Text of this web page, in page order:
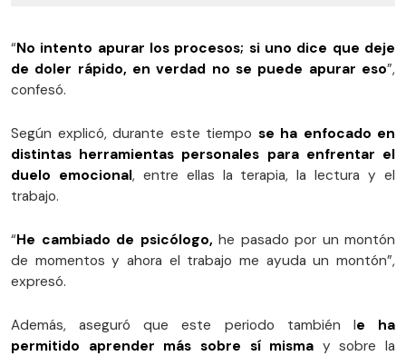
“No intento apurar los procesos; si uno dice que deje
de doler rápido, en verdad no se puede apurar eso”,
confesó.
Según explicó, durante este tiempo se ha enfocado en
distintas herramientas personales para enfrentar el
duelo emocional, entre ellas la terapia, la lectura y el
trabajo.
“He cambiado de psicólogo, he pasado por un montón
de momentos y ahora el trabajo me ayuda un montón”,
expresó.
Además, aseguró que este periodo también le ha
permitido aprender más sobre sí misma y sobre la